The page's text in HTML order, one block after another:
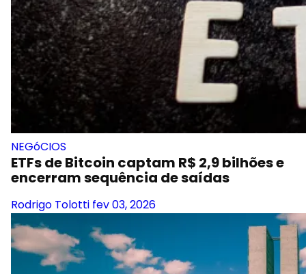
NEGóCIOS
ETFs de Bitcoin captam R$ 2,9 bilhões e
encerram sequência de saídas
Rodrigo Tolotti fev 03, 2026